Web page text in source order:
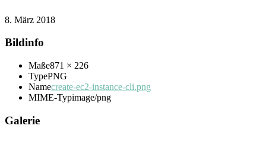
8. März 2018
Bildinfo
Maße871 × 226
TypePNG
Namecreate-ec2-instance-cli.png
MIME-Typimage/png
Galerie